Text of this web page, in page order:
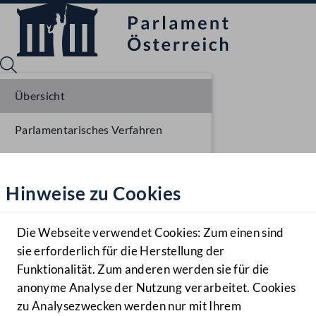
Hilfe
Benutzer
Navigationsmenü öffnen
MENÜ
Hinweise zu Cookies
Die Webseite verwendet Cookies: Zum einen sind
sie erforderlich für die Herstellung der
Funktionalität. Zum anderen werden sie für die
anonyme Analyse der Nutzung verarbeitet. Cookies
zu Analysezwecken werden nur mit Ihrem
Übersicht
Parlamentarisches Verfahren
Ausschussberatungen NR
Plenarberatungen NR